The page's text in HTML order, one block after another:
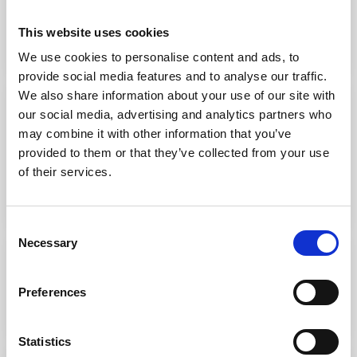
This website uses cookies
We use cookies to personalise content and ads, to
provide social media features and to analyse our traffic.
We also share information about your use of our site with
our social media, advertising and analytics partners who
may combine it with other information that you’ve
provided to them or that they’ve collected from your use
of their services.
Selection
Necessary
Preferences
Statistics
Leggi di più
Agonistica
1 mese fa
Coppa Primavela Kinder Joy of moving
2026
Leggi di più
1 mese fa
1 mese fa